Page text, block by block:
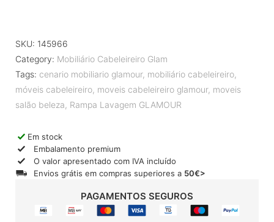
SKU: 145966
Category: Mobiliário Cabeleireiro Glam
Tags: cenario mobiliario glamour, mobiliário cabeleireiro,
móveis cabeleireiro, moveis cabeleireiro glamour, moveis
salão beleza, Rampa Lavagem GLAMOUR
Em stock
Embalamento premium
O valor apresentado com IVA incluído
Envios grátis em compras superiores a 50€>
PAGAMENTOS SEGUROS